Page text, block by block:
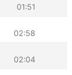
01:51
02:58
02:04